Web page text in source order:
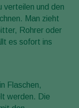
verteilen und den
Man zieht
Rohrer oder
es sofort ins
Flaschen,
werden. Die